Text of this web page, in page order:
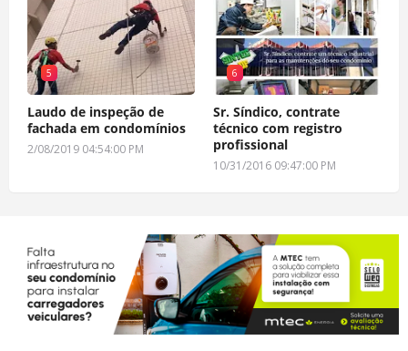
5
Laudo de inspeção de
fachada em condomínios
2/08/2019 04:54:00 PM
6
Sr. Síndico, contrate
técnico com registro
profissional
10/31/2016 09:47:00 PM